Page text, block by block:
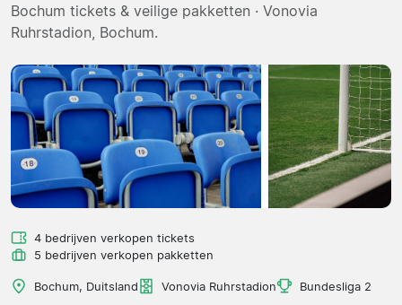
Reisorganisaties
Bochum tickets & veilige pakketten · Vonovia
Ruhrstadion, Bochum.
4 bedrijven verkopen tickets
5 bedrijven verkopen pakketten
Bochum, Duitsland Vonovia Ruhrstadion Bundesliga 2